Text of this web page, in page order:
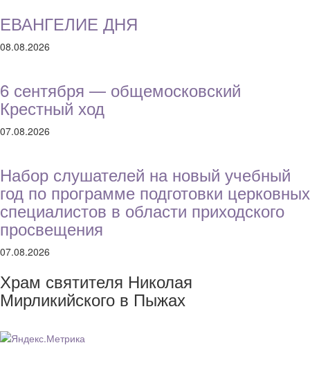
ЕВАНГЕЛИЕ ДНЯ
08.08.2026
6 сентября — общемосковский
Крестный ход
07.08.2026
Набор слушателей на новый учебный
год по программе подготовки церковных
специалистов в области приходского
просвещения
07.08.2026
Храм святителя Николая
Мирликийского в Пыжах